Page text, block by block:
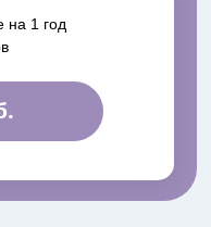
на 1 год